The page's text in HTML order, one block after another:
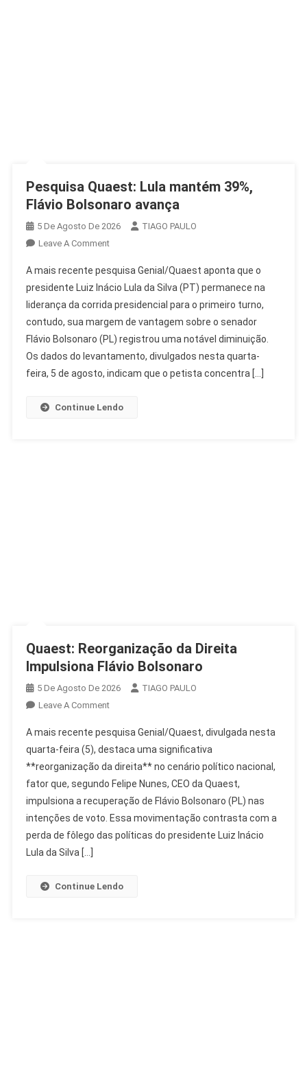
Pesquisa Quaest: Lula mantém 39%,
Flávio Bolsonaro avança
5 De Agosto De 2026
TIAGO PAULO
Leave A CommentOn
Quaest:
Lula
Mantém
39%,
Flávio
Bolsonaro
Avança
A mais recente pesquisa Genial/Quaest aponta que o
presidente Luiz Inácio Lula da Silva (PT) permanece na
liderança da corrida presidencial para o primeiro turno,
contudo, sua margem de vantagem sobre o senador
Flávio Bolsonaro (PL) registrou uma notável diminuição.
Os dados do levantamento, divulgados nesta quarta-
feira, 5 de agosto, indicam que o petista concentra […]
Continue Lendo
Quaest: Reorganização da Direita
Impulsiona Flávio Bolsonaro
5 De Agosto De 2026
TIAGO PAULO
Leave A CommentOn
Reorganização
Da
Direita
Impulsiona
Flávio
Bolsonaro
A mais recente pesquisa Genial/Quaest, divulgada nesta
quarta-feira (5), destaca uma significativa
**reorganização da direita** no cenário político nacional,
fator que, segundo Felipe Nunes, CEO da Quaest,
impulsiona a recuperação de Flávio Bolsonaro (PL) nas
intenções de voto. Essa movimentação contrasta com a
perda de fôlego das políticas do presidente Luiz Inácio
Lula da Silva […]
Continue Lendo